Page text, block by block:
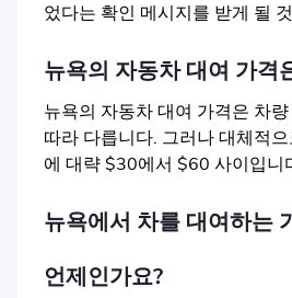
었다는 확인 메시지를 받게 될
뉴욕의 자동차 대여 가격
뉴욕의 자동차 대여 가격은 차
따라 다릅니다. 그러나 대체적
에 대략 $30에서 $60 사이입니
뉴욕에서 차를 대여하는
언제인가요?